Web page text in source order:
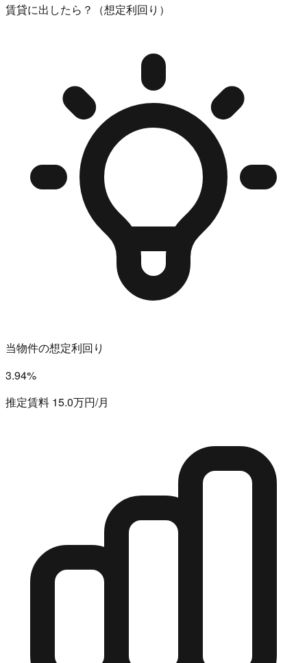
賃貸に出したら？（想定利回り）
当物件の想定利回り
3.94%
推定賃料 15.0万円/月